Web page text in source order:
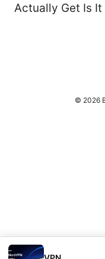
Actually Get Is It
© 2026